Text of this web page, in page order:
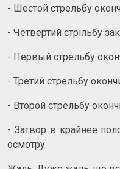
- Шестой стрельбу
- Четвертий стрільбу
- Первый стрельбу
- Третий стрельбу
- Второй стрельбу
- Затвор в крайнее
осмотру.